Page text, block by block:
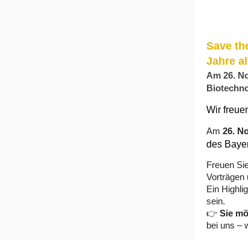
Save
Jahre
Am 26.
Wir
Am 26.
des
Freuen
Vorträgen
Ein
sein.
👉 Sie
bei uns –